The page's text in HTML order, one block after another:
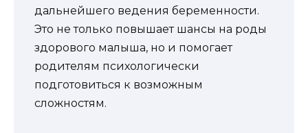
дальнейшего ведения беременности.
Это не только повышает шансы на роды
здорового малыша, но и помогает
родителям психологически
подготовиться к возможным
сложностям.